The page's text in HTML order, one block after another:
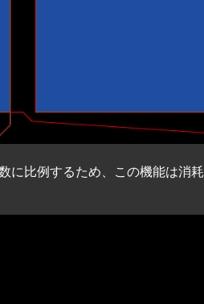
比例するため、この機能は消